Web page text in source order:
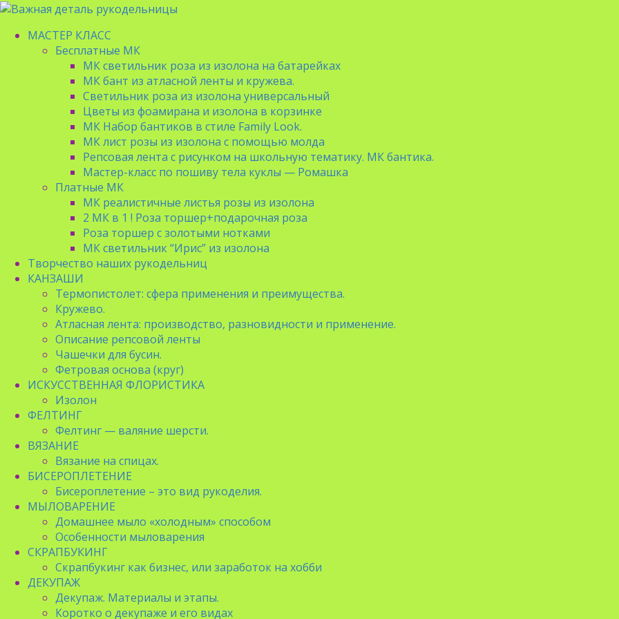
МАСТЕР КЛАСС
Бесплатные МК
МК светильник роза из изолона на батарейках
МК бант из атласной ленты и кружева.
Светильник роза из изолона универсальный
Цветы из фоамирана и изолона в корзинке
МК Набор бантиков в стиле Family Look.
МК лист розы из изолона с помощью молда
Репсовая лента с рисунком на школьную тематику. МК бантика.
Мастер-класс по пошиву тела куклы — Ромашка
Платные МК
МК реалистичные листья розы из изолона
2 МК в 1 ! Роза торшер+подарочная роза
Роза торшер с золотыми нотками
МК светильник “Ирис” из изолона
Творчество наших рукодельниц
КАНЗАШИ
Термопистолет: сфера применения и преимущества.
Кружево.
Атласная лента: производство, разновидности и применение.
Описание репсовой ленты
Чашечки для бусин.
Фетровая основа (круг)
ИСКУССТВЕННАЯ ФЛОРИСТИКА
Изолон
ФЕЛТИНГ
Фелтинг — валяние шерсти.
ВЯЗАНИЕ
Вязание на спицах.
БИСЕРОПЛЕТЕНИЕ
Бисероплетение – это вид рукоделия.
МЫЛОВАРЕНИЕ
Домашнее мыло «холодным» способом
Особенности мыловарения
СКРАПБУКИНГ
Скрапбукинг как бизнес, или заработок на хобби
ДЕКУПАЖ
Декупаж. Материалы и этапы.
Коротко о декупаже и его видах